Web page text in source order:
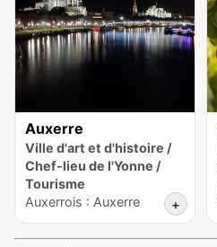
Auxerre
Ville d'art et d'histoire /
Chef-lieu de l'Yonne /
Tourisme
Auxerrois : Auxerre
+